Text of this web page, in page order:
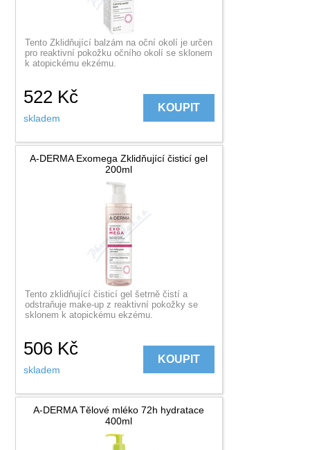
Tento Zklidňující balzám na oční okolí je určen
pro reaktivní pokožku očního okolí se sklonem
k atopickému ekzému.
522 Kč
skladem
KOUPIT
A-DERMA Exomega Zklidňující čisticí gel
200ml
Tento zklidňující čisticí gel šetrně čistí a
odstraňuje make-up z reaktivní pokožky se
sklonem k atopickému ekzému.
506 Kč
skladem
KOUPIT
A-DERMA Tělové mléko 72h hydratace
400ml